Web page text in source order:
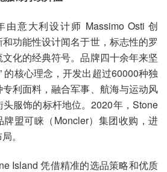
由意大利设计师 Massimo Osti 创
功能性设计闻名于世，标志性的罗
化的经典符号。品牌四十余年来坚
的核心理念，开发出超过60000种独
利面料，融合军事、航海与运动风
服饰的标杆地位。2020年，Stone
盟可睐（Moncler）集团收购，进
。
Island 凭借精准的选品策略和优质